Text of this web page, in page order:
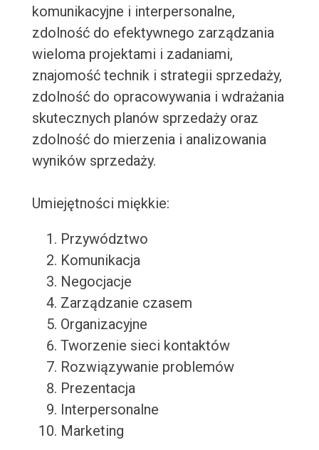
komunikacyjne i interpersonalne,
zdolność do efektywnego zarządzania
wieloma projektami i zadaniami,
znajomość technik i strategii sprzedaży,
zdolność do opracowywania i wdrażania
skutecznych planów sprzedaży oraz
zdolność do mierzenia i analizowania
wyników sprzedaży.
Umiejętności miękkie:
Przywództwo
Komunikacja
Negocjacje
Zarządzanie czasem
Organizacyjne
Tworzenie sieci kontaktów
Rozwiązywanie problemów
Prezentacja
Interpersonalne
Marketing